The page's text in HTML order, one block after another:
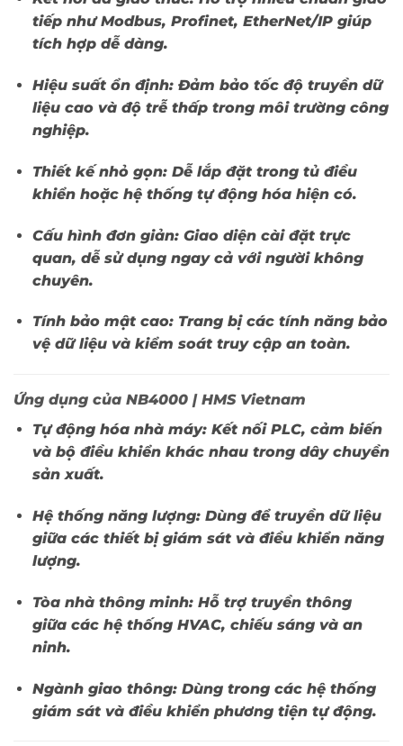
tiếp như Modbus, Profinet, EtherNet/IP giúp
tích hợp dễ dàng.
Hiệu suất ổn định:Đảm bảo tốc độ truyền dữ
liệu cao và độ trễ thấp trong môi trường công
nghiệp.
Thiết kế nhỏ gọn:Dễ lắp đặt trong tủ điều
khiển hoặc hệ thống tự động hóa hiện có.
Cấu hình đơn giản:Giao diện cài đặt trực
quan, dễ sử dụng ngay cả với người không
chuyên.
Tính bảo mật cao:Trang bị các tính năng bảo
vệ dữ liệu và kiểm soát truy cập an toàn.
Ứng dụng của NB4000 | HMS Vietnam
Tự động hóa nhà máy:Kết nối PLC, cảm biến
và bộ điều khiển khác nhau trong dây chuyền
sản xuất.
Hệ thống năng lượng:Dùng để truyền dữ liệu
giữa các thiết bị giám sát và điều khiển năng
lượng.
Tòa nhà thông minh:Hỗ trợ truyền thông
giữa các hệ thống HVAC, chiếu sáng và an
ninh.
Ngành giao thông:Dùng trong các hệ thống
giám sát và điều khiển phương tiện tự động.